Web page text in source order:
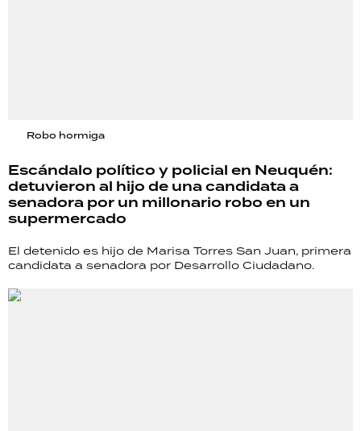
Robo hormiga
Escándalo político y policial en Neuquén:
detuvieron al hijo de una candidata a
senadora por un millonario robo en un
supermercado
El detenido es hijo de Marisa Torres San Juan, primera
candidata a senadora por Desarrollo Ciudadano.